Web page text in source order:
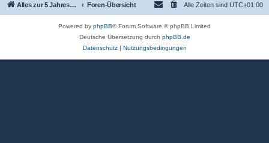
Alles zur 5 Jahreswertung / Tabelle der UEFA mit vielen Statistiken. Foren-Übersicht Alle Zeiten sind UTC+01:00
Powered by phpBB® Forum Software © phpBB Limited
Deutsche Übersetzung durch phpBB.de
Datenschutz| Nutzungsbedingungen